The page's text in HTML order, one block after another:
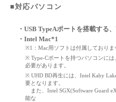
■対応パソコン
・USB TypeAポートを搭載する
・Intel Mac*1
※1：Mac用ソフトは付属しておりま
※ Type-Cポートを持つパソコンに
必要があります。
※ UHD BD再生には、Intel Kaby
要となります。
また、Intel SGX(Software Guard
能な